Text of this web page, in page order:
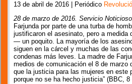
13 de abril de 2016 | Periódico
28 de marzo de 2016. Servicio
Farjunda por parte de una turba de
justificaron el asesinato, pero a medida
— un poquito. La mayoría de los
siguen en la cárcel y muchas de las
condenas más leves. La madre de
medios de comunicación el 8 de marzo
que la justicia para las mujeres en este
porque no se ha hecho justicia” (BBC,